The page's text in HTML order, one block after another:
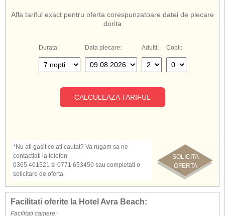
Avra Beach Rodos
Afla tariful exact pentru oferta corespunzatoare datei de plecare
dorita
Durata: Data plecare: Adulti: Copii:
CALCULEAZA TARIFUL
SOLICITA
OFERTA
*Nu ati gasit ce ati cautat? Va rugam sa ne
contactiati la telefon
0365 401521 si 0771 653450 sau completati o
solicitare de oferta.
Facilitati oferite la Hotel Avra Beach:
Facilitati camere: